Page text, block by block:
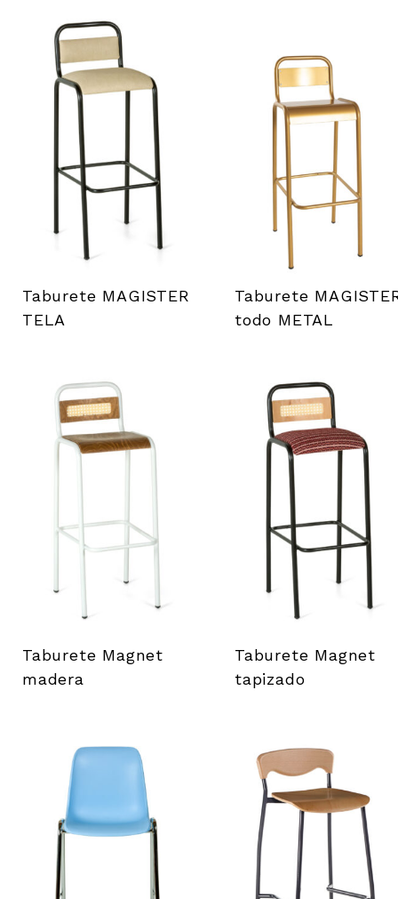
Taburete MAGISTER
TELA
Taburete
todo METAL
Taburete Magnet
madera
Taburete Magnet
tapizado